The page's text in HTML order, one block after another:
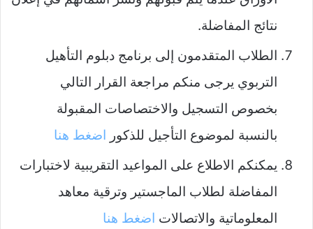
نتائج المفاضلة.
الطلاب المتقدمون إلى برنامج دبلوم التأهيل
التربوي يرجى منكم مراجعة القرار التالي
بخصوص التسجيل والاختصاصات المقبولة
بالنسبة لموضوع التأجيل للذكور اضغط هنا
يمكنكم الاطلاع على المواعيد التقريبية لاختبارات
المفاضلة لطلاب الماجستير وترقية معاهد
المعلوماتية والاتصالات اضغط هنا